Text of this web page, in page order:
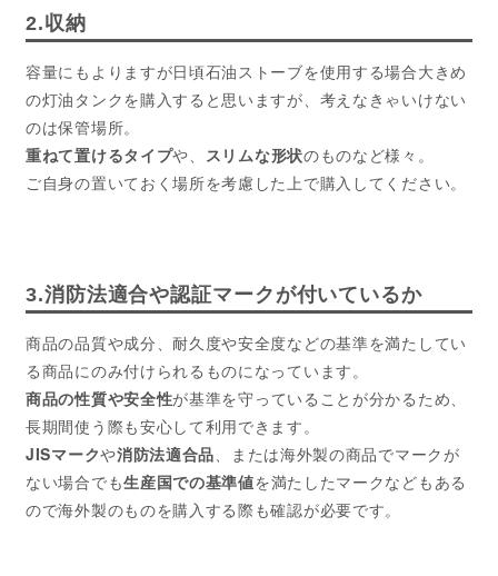
2.収納
容量にもよりますが日頃石油ストーブを使用する場合大きめ
の灯油タンクを購入すると思いますが、考えなきゃいけない
のは保管場所。
重ねて置けるタイプや、 スリムな形状のものなど様々。
ご自身の置いておく場所を考慮した上で購入してください。
3.消防法適合や認証マークが付いているか
商品の品質や成分、耐久度や安全度などの基準を満たしてい
る商品にのみ付けられるものになっています。
商品の性質や安全性が基準を守っていることが分かるため、
長期間使う際も安心して利用できます。
JISマークや消防法適合品、または海外製の商品でマークが
ない場合でも生産国での基準値を満たしたマークなどもある
ので海外製のものを購入する際も確認が必要です。